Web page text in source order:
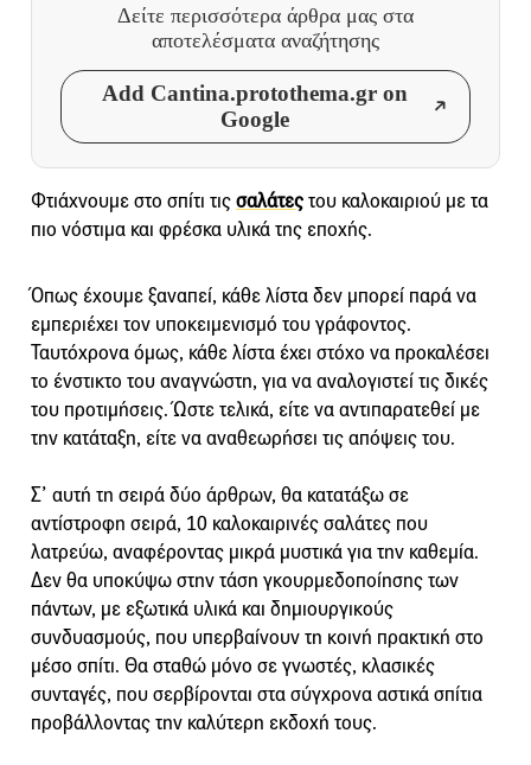
Δείτε περισσότερα άρθρα μας στα
αποτελέσματα αναζήτησης
Add Cantina.protothema.gr on
Google
Φτιάχνουμε στο σπίτι τιςσαλάτεςτου καλοκαιριού με τα
πιο νόστιμα και φρέσκα υλικά της εποχής.
Όπως έχουμε ξαναπεί, κάθε λίστα δεν μπορεί παρά να
εμπεριέχει τον υποκειμενισμό του γράφοντος.
Ταυτόχρονα όμως, κάθε λίστα έχει στόχο να προκαλέσει
το ένστικτο του αναγνώστη, για να αναλογιστεί τις δικές
του προτιμήσεις. Ώστε τελικά, είτε να αντιπαρατεθεί με
την κατάταξη, είτε να αναθεωρήσει τις απόψεις του.
Σ’ αυτή τη σειρά δύο άρθρων, θα κατατάξω σε
αντίστροφη σειρά, 10 καλοκαιρινές σαλάτες που
λατρεύω, αναφέροντας μικρά μυστικά για την καθεμία.
Δεν θα υποκύψω στην τάση γκουρμεδοποίησης των
πάντων, με εξωτικά υλικά και δημιουργικούς
συνδυασμούς, που υπερβαίνουν τη κοινή πρακτική στο
μέσο σπίτι. Θα σταθώ μόνο σε γνωστές, κλασικές
συνταγές, που σερβίρονται στα σύγχρονα αστικά σπίτια
προβάλλοντας την καλύτερη εκδοχή τους.